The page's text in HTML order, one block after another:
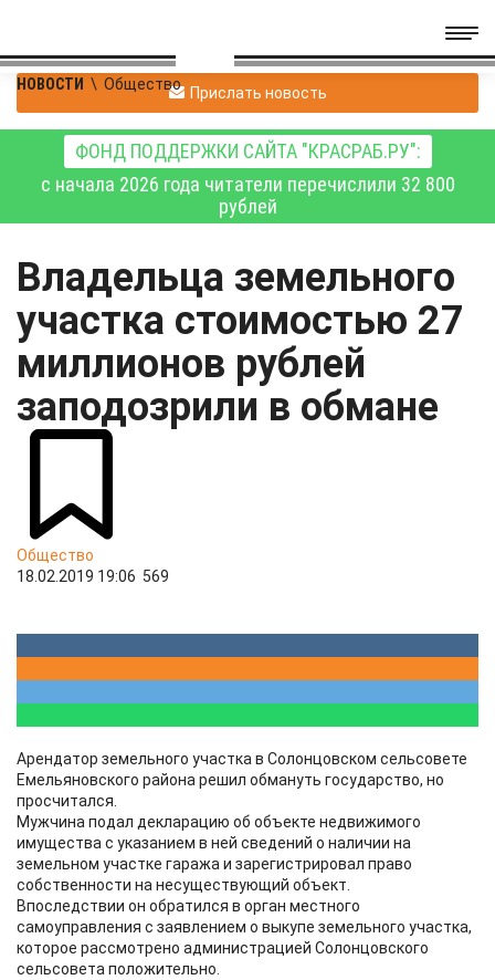
НОВОСТИ \ Общество Прислать новость
ФОНД ПОДДЕРЖКИ САЙТА "КРАСРАБ.РУ":
с начала 2026 года читатели перечислили 32 800
рублей
Владельца земельного
участка стоимостью 27
миллионов рублей
заподозрили в обмане
Общество
18.02.2019 19:06 569
Арендатор земельного участка в Солонцовском сельсовете
Емельяновского района решил обмануть государство, но
просчитался.
Мужчина подал декларацию об объекте недвижимого
имущества с указанием в ней сведений о наличии на
земельном участке гаража и зарегистрировал право
собственности на несуществующий объект.
Впоследствии он обратился в орган местного
самоуправления с заявлением о выкупе земельного участка,
которое рассмотрено администрацией Солонцовского
сельсовета положительно.